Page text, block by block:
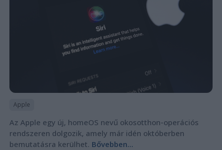
Apple
Az Apple egy új, homeOS nevű okosotthon-operációs
rendszeren dolgozik, amely már idén októberben
bemutatásra kerülhet. Bővebben...